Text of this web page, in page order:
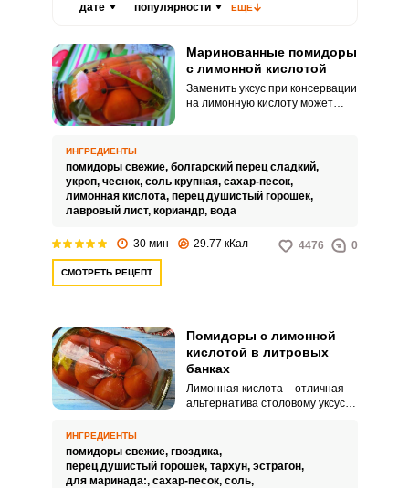
дате
популярности ЕЩЕ
Маринованные помидоры
с лимонной кислотой
Заменить уксус при консервации
на лимонную кислоту может
противопоказано. Стоит знать,
что заготовки с применением
лимонки несколько отличаются
по вкусовым качествам.
ИНГРЕДИЕНТЫ
помидоры свежие, болгарский перец сладкий,
укроп, чеснок, соль крупная, сахар-песок,
лимонная кислота, перец душистый горошек,
лавровый лист, кориандр, вода
30 мин 29.77 кКал 4476 0
СМОТРЕТЬ РЕЦЕПТ
Помидоры с лимонной
кислотой в литровых
банках
Лимонная кислота – отличная
альтернатива столовому уксусу,
кислотой сохраняют свой
оригинальный вкус и
приобретают небольшую
ИНГРЕДИЕНТЫ
помидоры свежие, гвоздика,
перец душистый горошек, тархун, эстрагон,
для маринада:, сахар-песок, соль,